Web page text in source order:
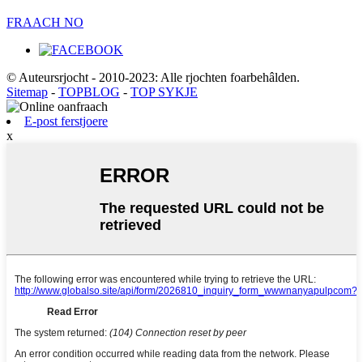
FRAACH NO
© Auteursrjocht - 2010-2023: Alle rjochten foarbehâlden.
Sitemap - TOPBLOG - TOP SYKJE
E-post ferstjoere
x